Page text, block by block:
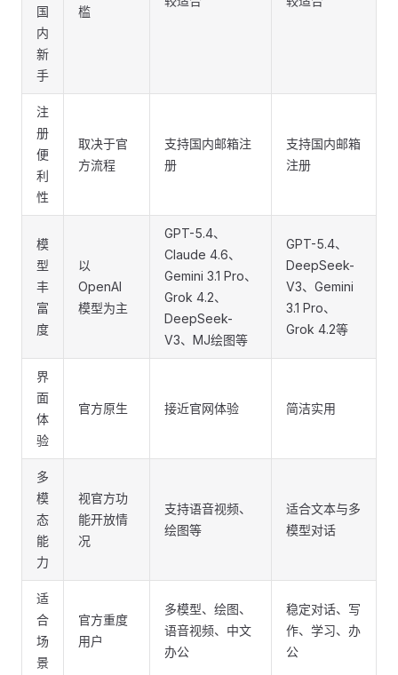
国
内
新
手
槛
注
册
便
利
性
取决于官
方流程
支持国内邮箱注
册
支持国内邮箱
注册
模
型
丰
富
度
以
OpenAI
模型为主
GPT-5.4、
Claude 4.6、
Gemini 3.1 Pro、
Grok 4.2、
DeepSeek-
V3、MJ绘图等
GPT-5.4、
DeepSeek-
V3、Gemini
3.1 Pro、
Grok 4.2等
界
面
体
验
官方原生 接近官网体验 简洁实用
多
模
态
能
力
视官方功
能开放情
况
支持语音视频、
绘图等
适合文本与多
模型对话
适
合
场
景
官方重度
用户
多模型、绘图、
语音视频、中文
办公
稳定对话、写
作、学习、办
公